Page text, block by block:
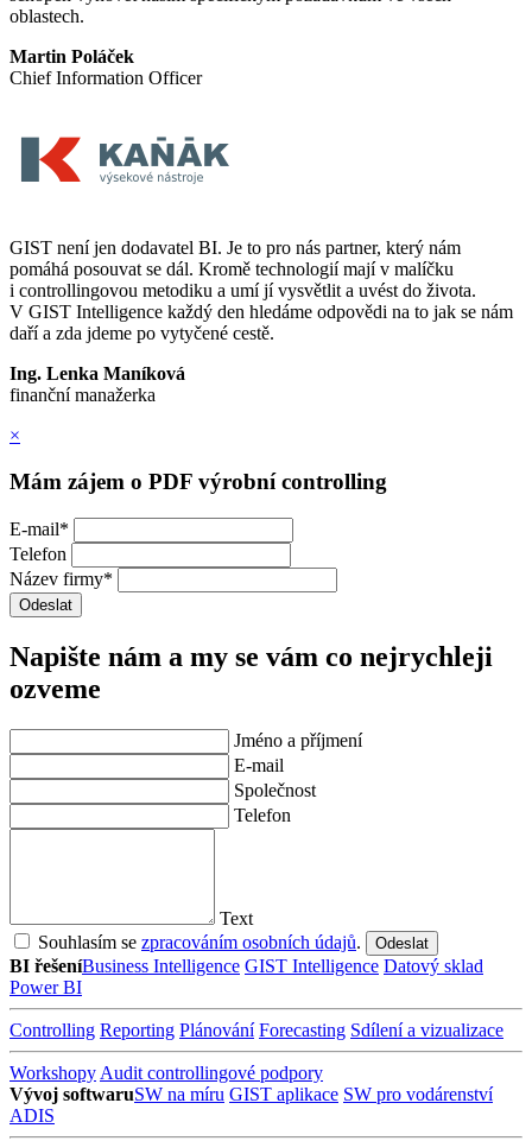
oblastech.
Martin Poláček
Chief Information Officer
GIST není jen dodavatel BI. Je to pro nás partner, který nám
pomáhá posouvat se dál. Kromě technologií mají v malíčku
i controllingovou metodiku a umí jí vysvětlit a uvést do života.
V GIST Intelligence každý den hledáme odpovědi na to jak se nám
daří a zda jdeme po vytyčené cestě.
Ing. Lenka Maníková
finanční manažerka
×
Mám zájem o PDF výrobní controlling
E-mail*
Telefon
Název firmy*
Napište nám a my se vám co nejrychleji
ozveme
Jméno a příjmení
E-mail
Společnost
Telefon
Text
Souhlasím se zpracováním osobních údajů.
BI řešeníBusiness Intelligence GIST Intelligence Datový sklad
Power BI
Controlling Reporting Plánování Forecasting Sdílení a vizualizace
Workshopy Audit controllingové podpory
Vývoj softwaruSW na míru GIST aplikace SW pro vodárenství
ADIS